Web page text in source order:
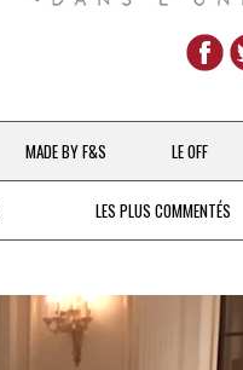
MADE BY F&S
CHEFS & ACTUALITÉS
À LA PETITE CUILLÈRE
LE OFF
LES PLUS COMMENTÉS